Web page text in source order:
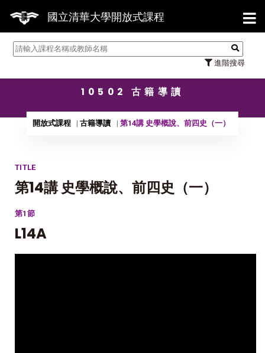
國立清華大學開放式課程
進階搜尋
【7/31】114學年度第2學
10502 古籍導讀
開放式課程 古籍導讀 第14講 史學概說、前四史（一）
TITLE
第14講 史學概說、前四史（一）
第1節
L14A